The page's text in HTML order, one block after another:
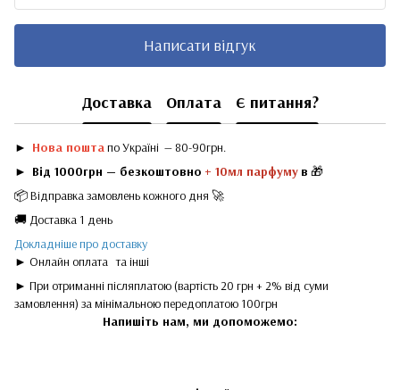
Написати відгук
Доставка Оплата Є питання?
► Нова поштапо Україні — 80-90грн.
► Від 1000грн — безкоштовно + 10мл парфуму в 🎁
📦 Відправка замовлень кожного дня 🚀
🚚 Доставка 1 день
Докладніше про доставку
► Онлайн оплата та інші
► При отриманні післяплатою (вартість 20 грн + 2% від суми
замовлення) за мінімальною передоплатою 100грн
Напишіть нам, ми допоможемо: